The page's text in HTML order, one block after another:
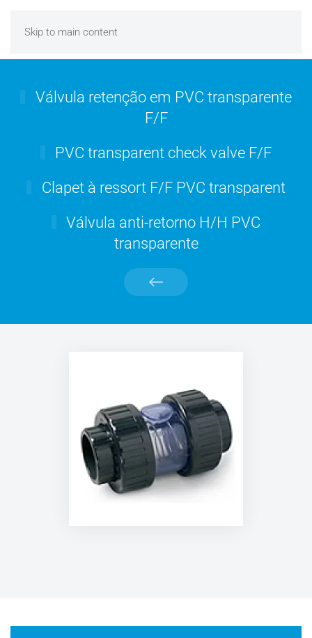
Skip to main content
Válvula retenção em PVC transparente
F/F
PVC transparent check valve F/F
Clapet à ressort F/F PVC transparent
Válvula anti-retorno H/H PVC
transparente